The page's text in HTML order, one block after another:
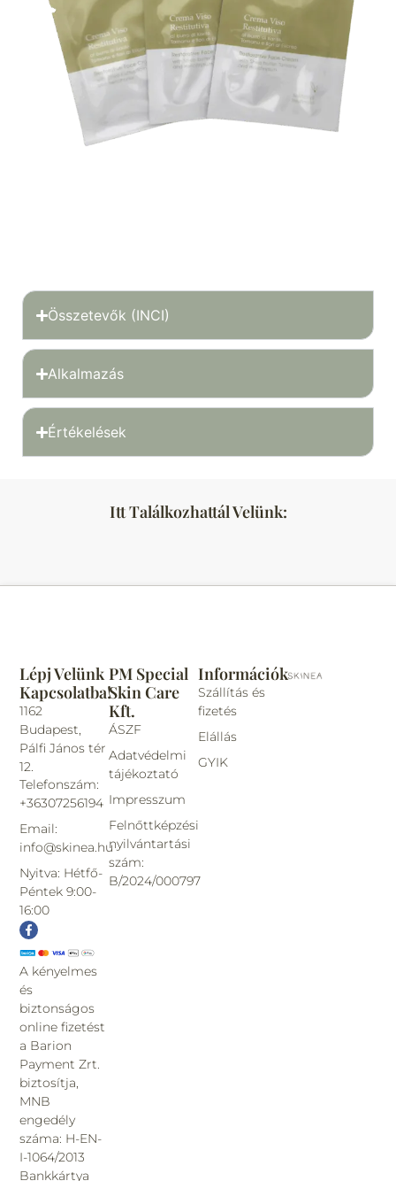
Összetevők (INCI)
Alkalmazás
Értékelések
Itt Találkozhattál Velünk:
Információk
Szállítás és
fizetés
Elállás
GYIK
PM Special
Skin Care
Kft.
ÁSZF
Adatvédelmi
tájékoztató
Impresszum
Felnőttképzési
nyilvántartási
szám:
B/2024/000797
Lépj Velünk
Kapcsolatba!
1162
Budapest,
Pálfi János tér
12.
Telefonszám:
+36307256194
Email:
info@skinea.hu
Nyitva: Hétfő-
Péntek 9:00-
16:00
A kényelmes
és
biztonságos
online fizetést
a Barion
Payment Zrt.
biztosítja,
MNB
engedély
száma: H-EN-
I-1064/2013
Bankkártya